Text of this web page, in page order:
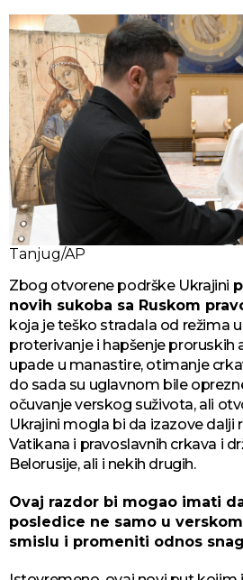
Tanjug/AP
Zbog otvorene podrške Ukrajini
novih sukoba sa Ruskom
koja je teško stradala od režima
proterivanje i hapšenje proruskih
upade u manastire, otimanje
do sada su uglavnom bile
očuvanje verskog suživota, ali
Ukrajini mogla bi da izazove dalji
Vatikana i pravoslavnih crkava i
Belorusije, ali i nekih drugih.
Ovaj razdor bi mogao imati
posledice ne samo u
smislu i promeniti odnos